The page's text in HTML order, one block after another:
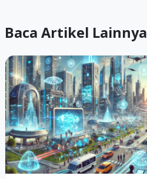
Baca Artikel Lainnya